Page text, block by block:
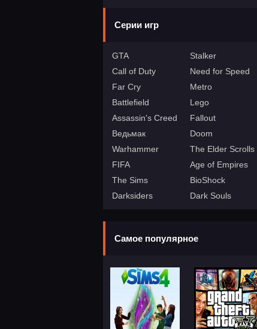
Серии игр
GTA
Stalker
Call of Duty
Need for Speed
Far Cry
Metro
Battlefield
Lego
Assassin's Creed
Fallout
Ведьмак
Doom
Warhammer
The Elder Scrolls
FIFA
Age of Empires
The Sims
BioShock
Darksiders
Dark Souls
Самое популярное